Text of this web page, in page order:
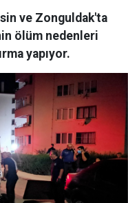
ve Zonguldak'ta
ölüm nedenleri
yapıyor.